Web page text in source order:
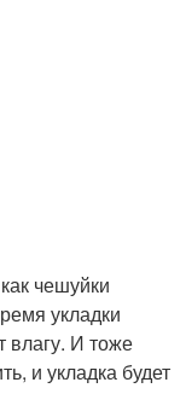
чешуйки
укладки
влагу. И тоже
и укладка будет